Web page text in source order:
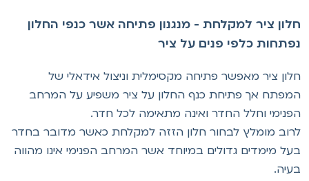
ציר למקלחת - מנגנון פתיחה אשר כנפי החלון
כלפי פנים על ציר
ציר מאפשר פתיחה מקסימלית וניצול אידאלי של
אך פתיחת כנף החלון על ציר משפיע על המרחב
וחלל החדר ואינה מתאימה לכל חדר.
מומלץ לבחור חלון הזזה למקלחת כאשר מדובר בחדר
מימדים גדולים במיוחד אשר המרחב הפנימי אינו מהווה